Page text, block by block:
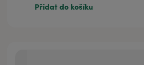
Přidat do košíku